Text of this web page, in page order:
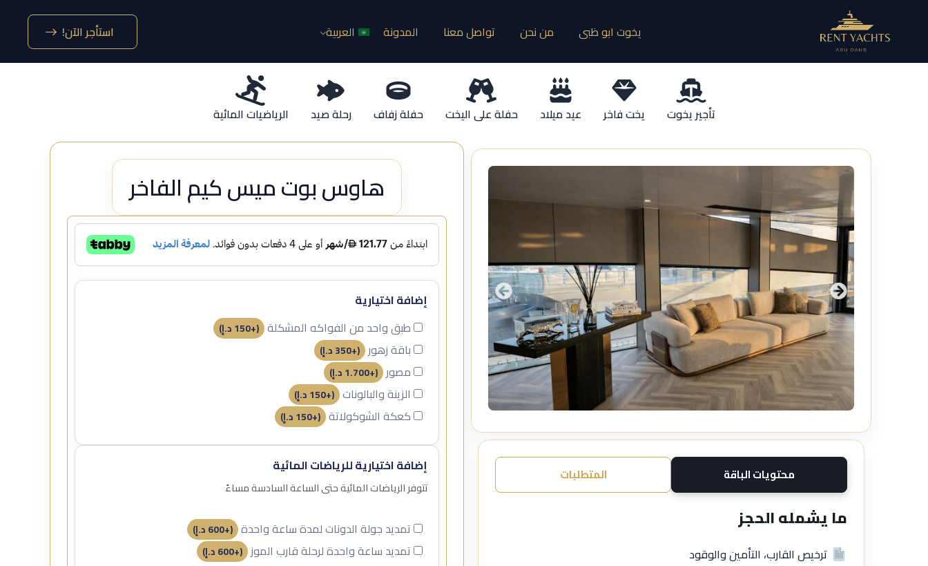
يخوت ابو ظبى من نحن تواصل معنا المدونة العربية استأجر الآن!
تأجير يخوت يخت فاخر عيد ميلاد حفلة على اليخت حفلة زفاف رحلة صيد الرياضيات المائية
محتويات الباقة المتطلبات
ما يشمله الحجز
ترخيص القارب، التأمين والوقود
هاوس بوت ميس كيم الفاخر
إضافة اختيارية
طبق واحد من الفواكه المشكلة (+
150د.إ)
باقة زهور (+
350د.إ)
مصور (+
1.700د.إ)
الزينة والبالونات (+
150د.إ)
كعكة الشوكولاتة (+
150د.إ)
إضافة اختيارية للرياضات المائية
تتوفر الرياضات المائية حتى الساعة السادسة مساءً
تمديد جولة الدونات لمدة ساعة واحدة (+
600د.إ)
تمديد ساعة واحدة لرحلة قارب الموز (+
600د.إ)